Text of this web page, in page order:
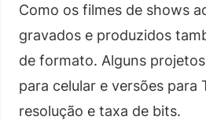
Como os filmes de shows
gravados e produzidos
de formato. Alguns
para celular e versões para
resolução e taxa de bits.